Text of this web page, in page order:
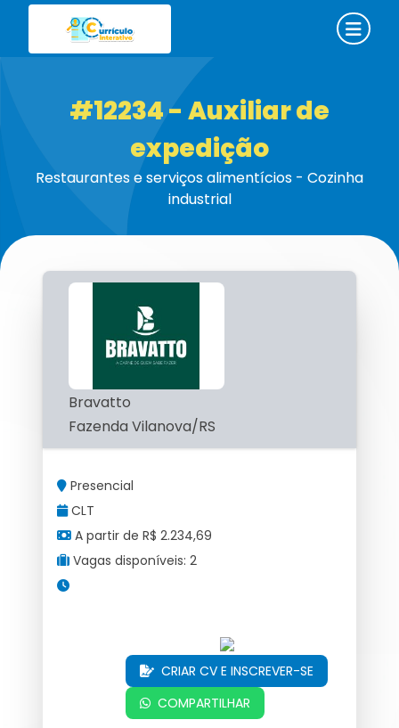
#12234 - Auxiliar de
expedição
Restaurantes e serviços alimentícios - Cozinha
industrial
Bravatto
Fazenda Vilanova/RS
Presencial
CLT
A partir de R$ 2.234,69
Vagas disponíveis: 2
CRIAR CV E INSCREVER-SE
COMPARTILHAR